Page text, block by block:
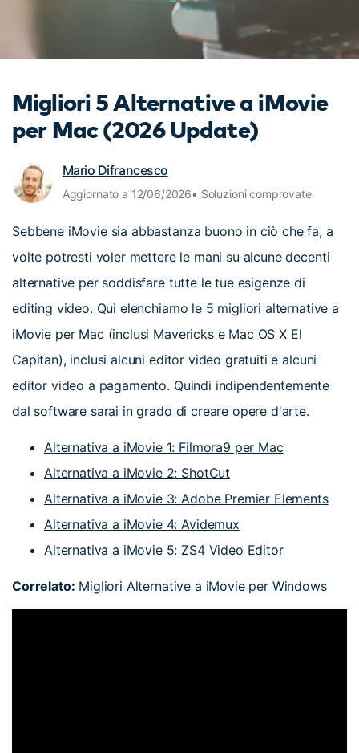
Migliori 5 Alternative a iMovie
per Mac (2026 Update)
Mario Difrancesco
Aggiornato a 12/06/2026• Soluzioni comprovate
Sebbene iMovie sia abbastanza buono in ciò che fa, a
volte potresti voler mettere le mani su alcune decenti
alternative per soddisfare tutte le tue esigenze di
editing video. Qui elenchiamo le 5 migliori alternative a
iMovie per Mac (inclusi Mavericks e Mac OS X El
Capitan), inclusi alcuni editor video gratuiti e alcuni
editor video a pagamento. Quindi indipendentemente
dal software sarai in grado di creare opere d'arte.
Alternativa a iMovie 1: Filmora9 per Mac
Alternativa a iMovie 2: ShotCut
Alternativa a iMovie 3: Adobe Premier Elements
Alternativa a iMovie 4: Avidemux
Alternativa a iMovie 5: ZS4 Video Editor
Correlato: Migliori Alternative a iMovie per Windows